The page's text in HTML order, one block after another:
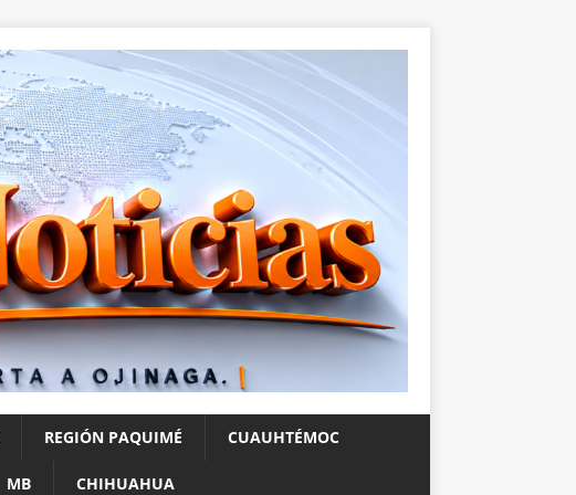
REGIÓN PAQUIMÉ CUAUHTÉMOC
MB CHIHUAHUA